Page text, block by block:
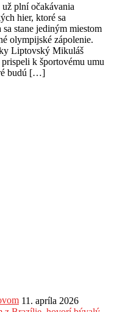
plní očakávania
hier, ktoré sa
stane jediným miestom
olympijské zápolenie.
Liptovský Mikuláš
k športovému umu
budú […]
11. apríla 2026